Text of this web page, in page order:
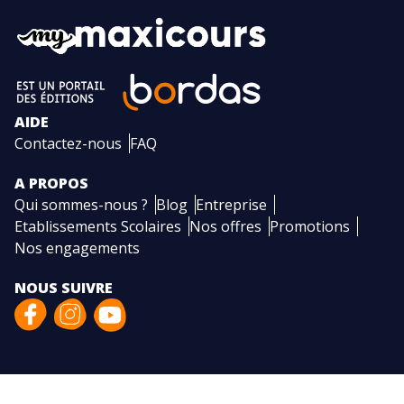
AIDE
Contactez-nous FAQ
A PROPOS
Qui sommes-nous ? Blog Entreprise
Etablissements Scolaires Nos offres Promotions
Nos engagements
NOUS SUIVRE